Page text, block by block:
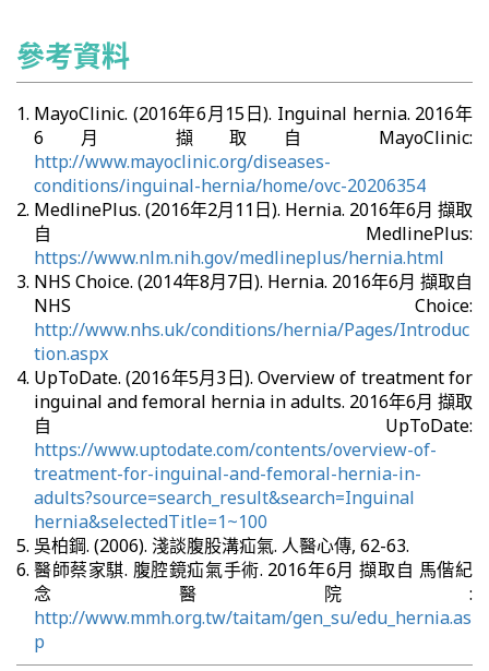
參考資料
MayoClinic. (2016年6月15日). Inguinal hernia. 2016年
6月 擷取自 MayoClinic:
http://www.mayoclinic.org/diseases-
conditions/inguinal-hernia/home/ovc-20206354
MedlinePlus. (2016年2月11日). Hernia. 2016年6月 擷取
自 MedlinePlus:
https://www.nlm.nih.gov/medlineplus/hernia.html
NHS Choice. (2014年8月7日). Hernia. 2016年6月 擷取自
NHS Choice:
http://www.nhs.uk/conditions/hernia/Pages/Introduc
tion.aspx
UpToDate. (2016年5月3日). Overview of treatment for
inguinal and femoral hernia in adults. 2016年6月 擷取
自 UpToDate:
https://www.uptodate.com/contents/overview-of-
treatment-for-inguinal-and-femoral-hernia-in-
adults?source=search_result&search=Inguinal
hernia&selectedTitle=1~100
吳柏鋼. (2006). 淺談腹股溝疝氣. 人醫心傳, 62-63.
醫師蔡家騏. 腹腔鏡疝氣手術. 2016年6月 擷取自 馬偕紀
念醫院:
http://www.mmh.org.tw/taitam/gen_su/edu_hernia.as
p